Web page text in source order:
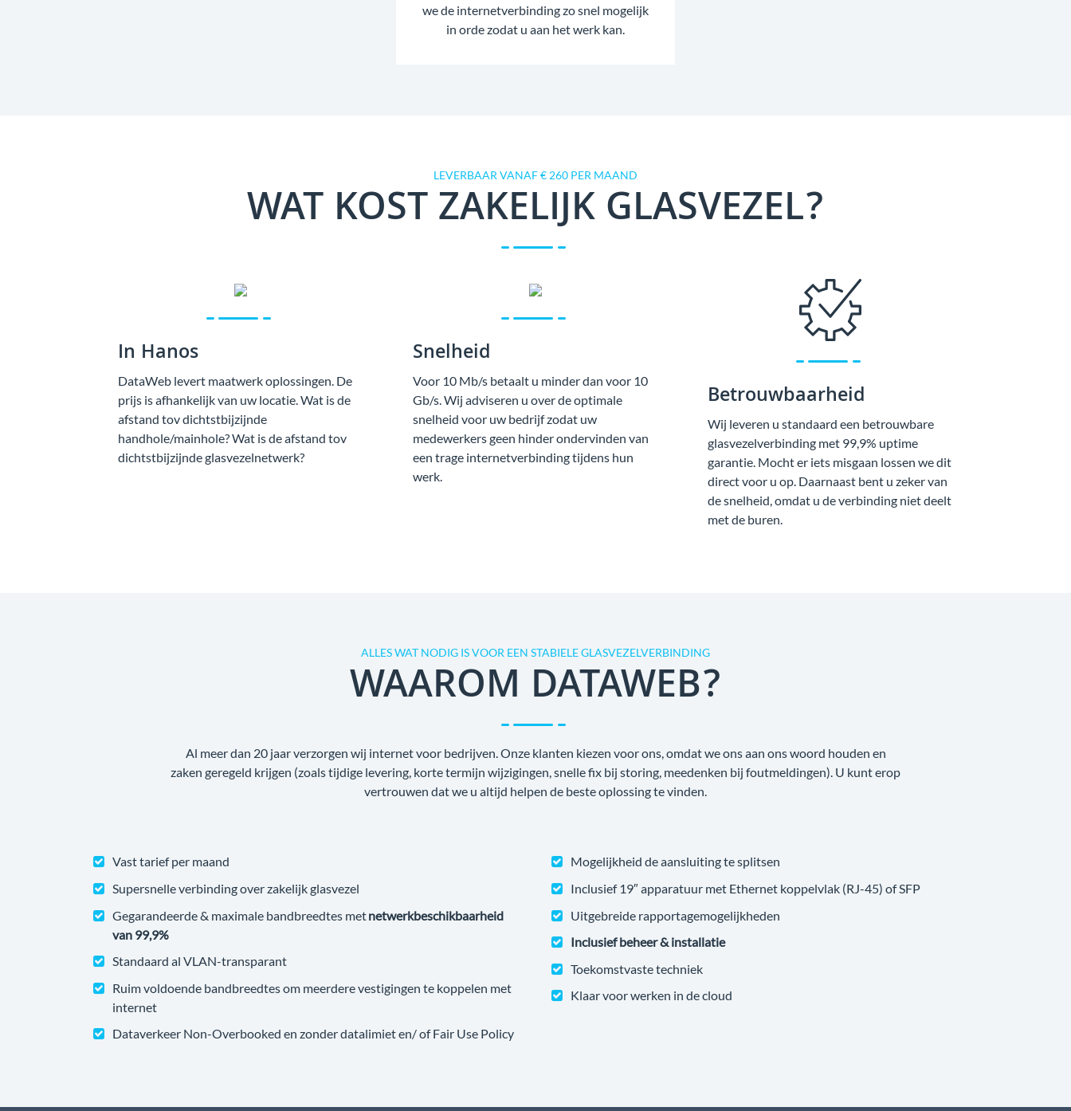
we de internetverbinding zo snel mogelijk
in orde zodat u aan het werk kan.
LEVERBAAR VANAF € 260 PER MAAND
WAT KOST ZAKELIJK GLASVEZEL?
In Hanos
DataWeb levert maatwerk oplossingen. De
prijs is afhankelijk van uw locatie. Wat is de
afstand tov dichtstbijzijnde
handhole/mainhole? Wat is de afstand tov
dichtstbijzijnde glasvezelnetwerk?
Snelheid
Voor 10 Mb/s betaalt u minder dan voor 10
Gb/s. Wij adviseren u over de optimale
snelheid voor uw bedrijf zodat uw
medewerkers geen hinder ondervinden van
een trage internetverbinding tijdens hun
werk.
Betrouwbaarheid
Wij leveren u standaard een betrouwbare
glasvezelverbinding met 99,9% uptime
garantie. Mocht er iets misgaan lossen we dit
direct voor u op. Daarnaast bent u zeker van
de snelheid, omdat u de verbinding niet deelt
met de buren.
ALLES WAT NODIG IS VOOR EEN STABIELE GLASVEZELVERBINDING
WAAROM DATAWEB?
Al meer dan 20 jaar verzorgen wij internet voor bedrijven. Onze klanten kiezen voor ons, omdat we ons aan ons woord houden en
zaken geregeld krijgen (zoals tijdige levering, korte termijn wijzigingen, snelle fix bij storing, meedenken bij foutmeldingen). U kunt erop
vertrouwen dat we u altijd helpen de beste oplossing te vinden.
Vast tarief per maand
Supersnelle verbinding over zakelijk glasvezel
Gegarandeerde & maximale bandbreedtes metnetwerkbeschikbaarheid
van 99,9%
Standaard al VLAN-transparant
Ruim voldoende bandbreedtes om meerdere vestigingen te koppelen met
internet
Dataverkeer Non-Overbooked en zonder datalimiet en/ of Fair Use Policy
Mogelijkheid de aansluiting te splitsen
Inclusief 19″ apparatuur met Ethernet koppelvlak (RJ-45) of SFP
Uitgebreide rapportagemogelijkheden
Inclusief beheer & installatie
Toekomstvaste techniek
Klaar voor werken in de cloud